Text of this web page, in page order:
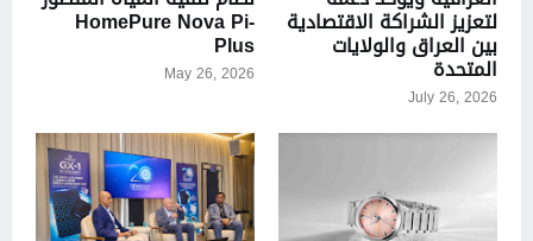
لتعزيز الشراكة الاقتصادية
بين العراق والولايات
المتحدة
July 26, 2026
HomePure Nova Pi-
Plus
May 26, 2026